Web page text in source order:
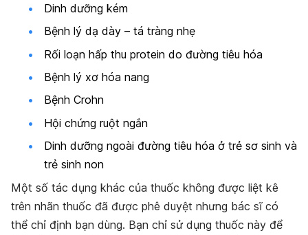
Dinh dưỡng kém
Bệnh lý dạ dày – tá tràng nhẹ
Rối loạn hấp thu protein do đường tiêu hóa
Bệnh lý xơ hóa nang
Bệnh Crohn
Hội chứng ruột ngắn
Dinh dưỡng ngoài đường tiêu hóa ở trẻ sơ sinh và
trẻ sinh non
Một số tác dụng khác của thuốc không được liệt kê
trên nhãn thuốc đã được phê duyệt nhưng bác sĩ có
thể chỉ định bạn dùng. Bạn chỉ sử dụng thuốc này để